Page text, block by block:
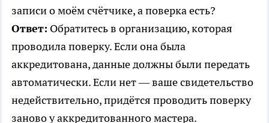
записи о моём счётчике, а поверка есть?
Ответ: Обратитесь в организацию, которая
проводила поверку. Если она была
аккредитована, данные должны были передать
автоматически. Если нет — ваше свидетельство
недействительно, придётся проводить поверку
заново у аккредитованного мастера.